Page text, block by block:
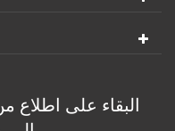
البقاء على اطلاع